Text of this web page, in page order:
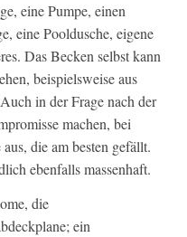
eine Pumpe, einen
eine Pooldusche, eigene
Das Becken selbst kann
beispielsweise aus
in der Frage nach der
machen, bei
die am besten gefällt.
ebenfalls massenhaft.
die
ein